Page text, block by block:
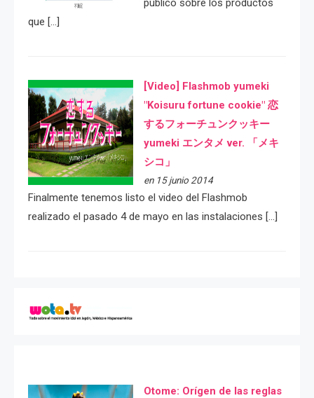
público sobre los productos
que […]
[Video] Flashmob yumeki
"Koisuru fortune cookie" 恋
するフォーチュンクッキー
yumeki エンタメ ver. 「メキ
シコ」
en 15 junio 2014
Finalmente tenemos listo el video del Flashmob
realizado el pasado 4 de mayo en las instalaciones […]
Otome: Orígen de las reglas